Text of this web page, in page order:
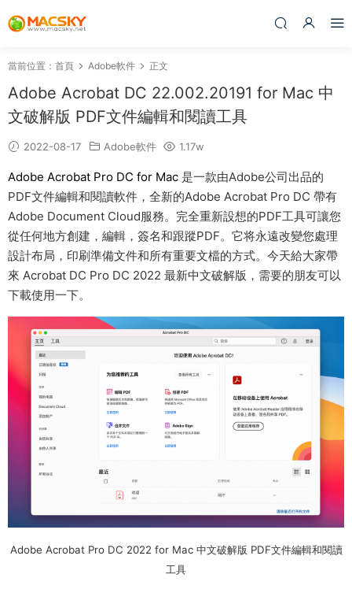
當前位置： 首頁 Adobe軟件 正文
Adobe Acrobat DC 22.002.20191 for Mac 中
文破解版 PDF文件編輯和閱讀工具
2022-08-17 Adobe軟件 1.17w
Adobe Acrobat Pro DC for Mac 是一款由Adobe公司出品的
PDF文件編輯和閱讀軟件，全新的Adobe Acrobat Pro DC 帶有
Adobe Document Cloud服務。完全重新設想的PDF工具可讓您
從任何地方創建，編輯，簽名和跟蹤PDF。它将永遠改變您處理
設計布局，印刷準備文件和所有重要文檔的方式。今天給大家帶
來 Acrobat DC Pro DC 2022 最新中文破解版，需要的朋友可以
下載使用一下。
Adobe Acrobat Pro DC 2022 for Mac 中文破解版 PDF文件編輯和閱讀
工具